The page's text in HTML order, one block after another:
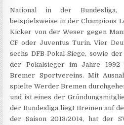
National in der Bundesliga,
beispielsweise in der Champions
Kicker von der Weser gegen
CF oder Juventus Turin. Vier
sechs DFB-Pokal-Siege, sowie
der Pokalsieger im Jahre 1992
Bremer Sportvereins. Mit
spielte Werder Bremen
und ist eines der
der Bundesliga liegt Bremen auf
der Saison 2013/2014, hat der